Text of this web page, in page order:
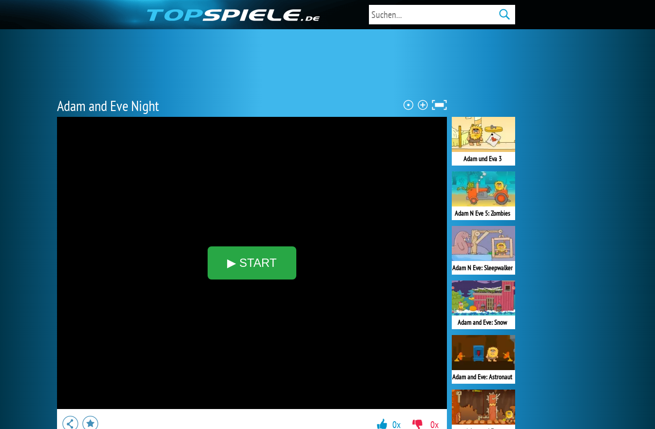
Adam and Eve Night
▶ START
Adam und Eva 3
Adam N Eve 5: Zombies
Adam N Eve: Sleepwalker
Adam and Eve: Snow
Adam and Eve: Astronaut
0x 0x